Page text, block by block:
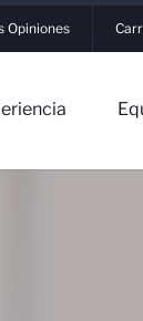
Opiniones